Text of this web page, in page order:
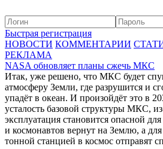
Быстрая регистрация
НОВОСТИ КОММЕНТАРИИ
РЕКЛАМА
NASA обновляет планы сжечь МКС
Итак, уже решено, что МКС будет
атмосферу Земли, где разрушится и
упадёт в океан. И произойдёт это в
усталость базовой структуры МКС,
эксплуатация становится опасной
и космонавтов вернут на Землю, а
тонной станцией в космос отправят